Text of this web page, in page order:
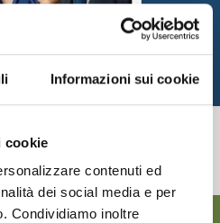
Informazioni sui cookie
cookie
contenuti ed
dei social media e per
Condividiamo inoltre
della famiglia. René Kaës,
Nicolò